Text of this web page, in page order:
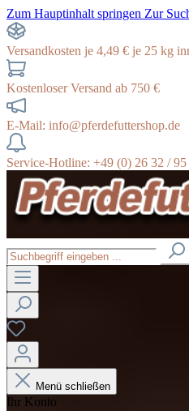
Zum Hauptinhalt springen Zur
Versandkosten je 4,49 € je 25 kg
Kostenloser Versand ab 750 €
E-Mail: info@pferdefuttershop.de
Service-Hotline: +49 (0) 26 32 /
Menü schließen
Ihr Konto